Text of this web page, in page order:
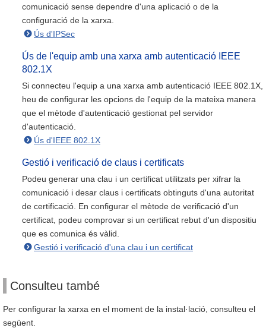
comunicació sense dependre d'una aplicació o de la
configuració de la xarxa.
Ús d'IPSec
Ús de l'equip amb una xarxa amb autenticació IEEE
802.1X
Si connecteu l'equip a una xarxa amb autenticació IEEE 802.1X,
heu de configurar les opcions de l'equip de la mateixa manera
que el mètode d'autenticació gestionat pel servidor
d'autenticació.
Ús d'IEEE 802.1X
Gestió i verificació de claus i certificats
Podeu generar una clau i un certificat utilitzats per xifrar la
comunicació i desar claus i certificats obtinguts d'una autoritat
de certificació. En configurar el mètode de verificació d'un
certificat, podeu comprovar si un certificat rebut d'un dispositiu
que es comunica és vàlid.
Gestió i verificació d'una clau i un certificat
Consulteu també
Per configurar la xarxa en el moment de la instal·lació, consulteu el
següent.